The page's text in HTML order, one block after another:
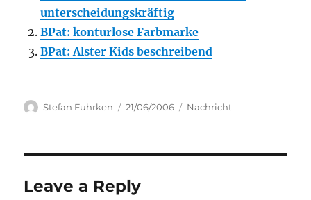
unterscheidungskräftig
BPat: konturlose Farbmarke
BPat: Alster Kids beschreibend
Author
Stefan Fuhrken
Posted
21/06/2006 Categories
Nachricht
Leave a Reply